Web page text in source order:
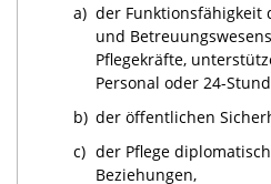
a) der Funktionsfähigkeit
und
Pflegekräfte,
Personal oder 24-
b) der öffentlichen
c) der Pflege
Beziehungen,